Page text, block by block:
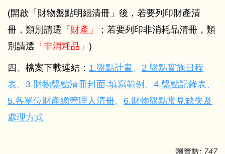
(開啟「財物盤點明細清冊」後，若要列印財產清
冊，類別請選 「財產」
；若要列印非消耗品清冊，類
別請選 「非消耗品」 )
四、 檔案下載連結： 1.盤點計畫、 2.盤點實施日程
表、 3.財物盤點清冊封面-填寫範例 、 4.盤點記錄表、
5.各單位財產總管理人清冊、 6.財物盤點常見缺失及
處理方式
瀏覽數: 747